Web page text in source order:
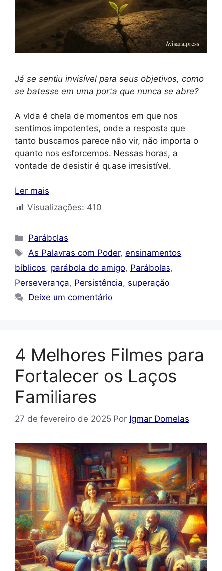
Já se sentiu invisível para seus objetivos, como
se batesse em uma porta que nunca se abre?
A vida é cheia de momentos em que nos
sentimos impotentes, onde a resposta que
tanto buscamos parece não vir, não importa o
quanto nos esforcemos. Nessas horas, a
vontade de desistir é quase irresistível.
Ler mais
Visualizações: 410
Categorias
Parábolas
Tags
As Palavras com Poder,ensinamentos
bíblicos, parábola do amigo, Parábolas,
Perseverança, Persistência, superação
Deixe um comentário
4 Melhores Filmes para
Fortalecer os Laços
Familiares
27 de fevereiro de 2025 Por Igmar Dornelas